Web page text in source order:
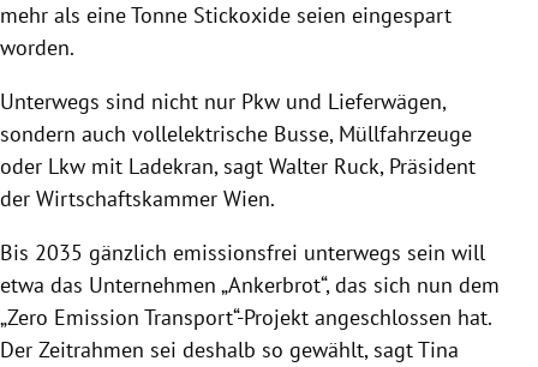
mehr als eine Tonne Stickoxide seien eingespart
worden.
Unterwegs sind nicht nur Pkw und Lieferwägen,
sondern auch vollelektrische Busse, Müllfahrzeuge
oder Lkw mit Ladekran, sagt Walter Ruck, Präsident
der Wirtschaftskammer Wien.
Bis 2035 gänzlich emissionsfrei unterwegs sein will
etwa das Unternehmen „Ankerbrot“, das sich nun dem
„Zero Emission Transport“-Projekt angeschlossen hat.
Der Zeitrahmen sei deshalb so gewählt, sagt Tina